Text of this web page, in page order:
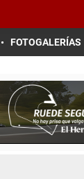
FOTOGALERÍAS